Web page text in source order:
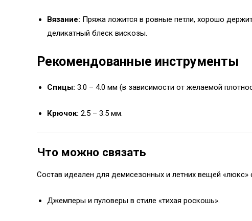
Вязание: Пряжа ложится в ровные петли, хорошо
деликатный блеск вискозы.
Рекомендованные инструменты
Спицы: 3.0 – 4.0 мм (в зависимости от желаемой
Крючок: 2.5 – 3.5 мм.
Что можно связать
Состав идеален для демисезонных и летних вещей «люкс»
Джемперы и пуловеры в стиле «тихая роскошь».